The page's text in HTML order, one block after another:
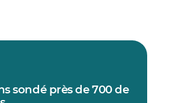
sondé près de 700 de